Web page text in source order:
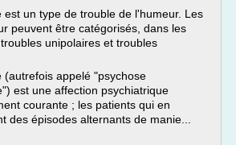
est un type de trouble de l'humeur. Les
peuvent être catégorisés, dans les
unipolaires et troubles
(autrefois appelé "psychose
est une affection psychiatrique
courante ; les patients qui en
des épisodes alternants de manie...